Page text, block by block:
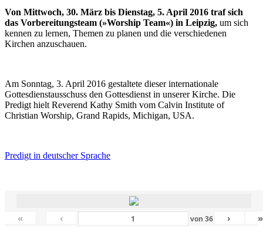
Von Mittwoch, 30. März bis Dienstag, 5. April 2016 traf sich
das Vorbereitungsteam (»Worship Team«) in Leipzig, um sich
kennen zu lernen, Themen zu planen und die verschiedenen
Kirchen anzuschauen.
Am Sonntag, 3. April 2016 gestaltete dieser internationale
Gottesdienstausschuss den Gottesdienst in unserer Kirche. Die
Predigt hielt Reverend Kathy Smith vom Calvin Institute of
Christian Worship, Grand Rapids, Michigan, USA.
Predigt in deutscher Sprache
« ‹ von 36 › »